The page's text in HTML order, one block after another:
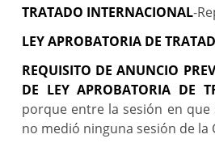
TRATADO INTERNACIONAL-
LEY APROBATORIA DE
REQUISITO DE ANUNCIO
DE LEY APROBATORIA DE
porque entre la sesión en
no medió ninguna sesión de la